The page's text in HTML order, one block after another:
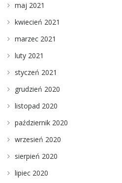
maj 2021
kwiecień 2021
marzec 2021
luty 2021
styczeń 2021
grudzień 2020
listopad 2020
październik 2020
wrzesień 2020
sierpień 2020
lipiec 2020